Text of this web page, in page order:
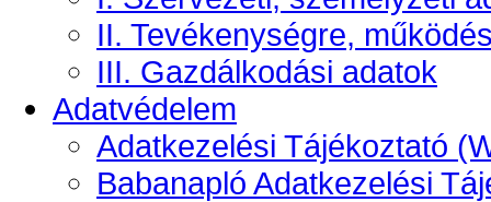
II. Tevékenységre,
III. Gazdálkodási adatok
Adatvédelem
Adatkezelési Tájékoztató
Babanapló Adatkezelési